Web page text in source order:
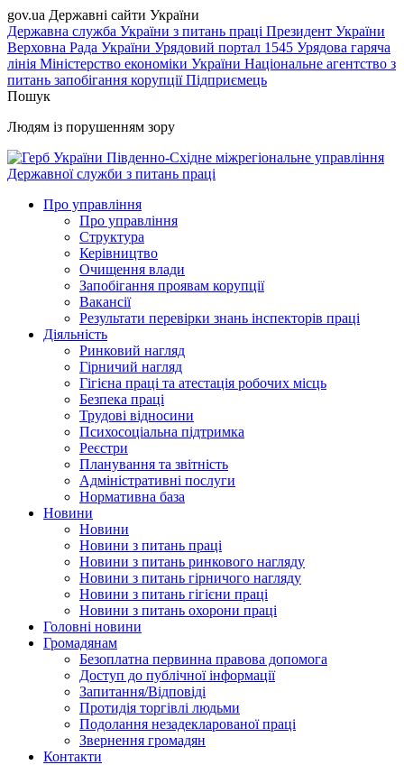
gov.ua Державні сайти України
Державна служба України з питань праці Президент України
Верховна Рада України Урядовий портал 1545 Урядова гаряча
лінія Міністерство економіки України Національне агентство з
питань запобігання корупціїПідприємець
Пошук
Людям із порушенням зору
Південно-Східне міжрегіональне управління
Державної служби з питань праці
Про управління
Про управління
Структура
Керівництво
Очищення влади
Запобігання проявам корупції
Вакансії
Результати перевірки знань інспекторів праці
Діяльність
Ринковий нагляд
Гірничий нагляд
Гігієна праці та атестація робочих місць
Безпека праці
Трудові відносини
Психосоціальна підтримка
Реєстри
Планування та звітність
Адміністративні послуги
Нормативна база
Новини
Новини
Новини з питань праці
Новини з питань ринкового нагляду
Новини з питань гірничого нагляду
Новини з питань гігієни праці
Новини з питань охорони праці
Головні новини
Громадянам
Безоплатна первинна правова допомога
Доступ до публічної інформації
Запитання/Відповіді
Протидія торгівлі людьми
Подолання незадекларованої праці
Звернення громадян
Контакти